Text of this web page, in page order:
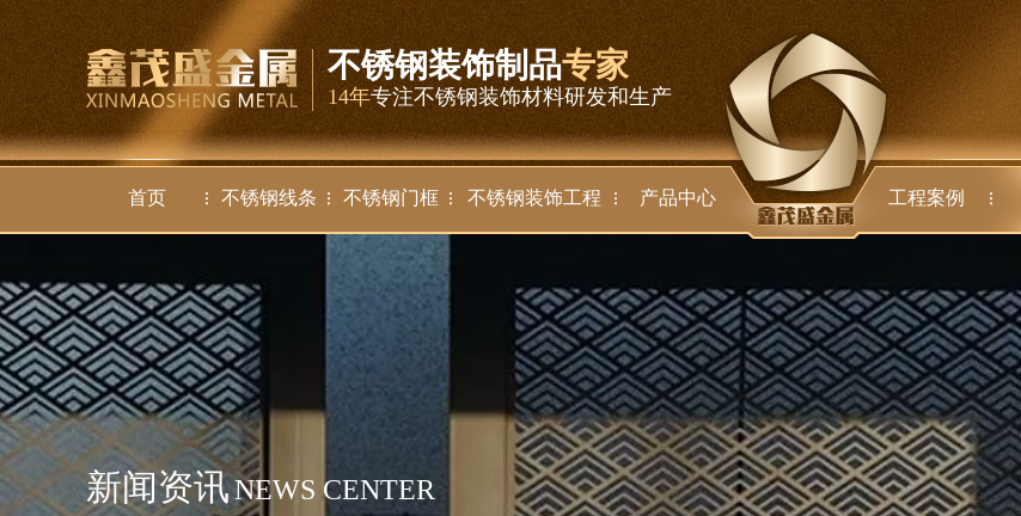
不锈钢装饰制品专家
14年专注不锈钢装饰材料研发和生产
首页 不锈钢线条 不锈钢门框 不锈钢装饰工程 产品中心 工程案例
新闻资讯NEWS CENTER